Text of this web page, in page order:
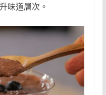
味道層次。